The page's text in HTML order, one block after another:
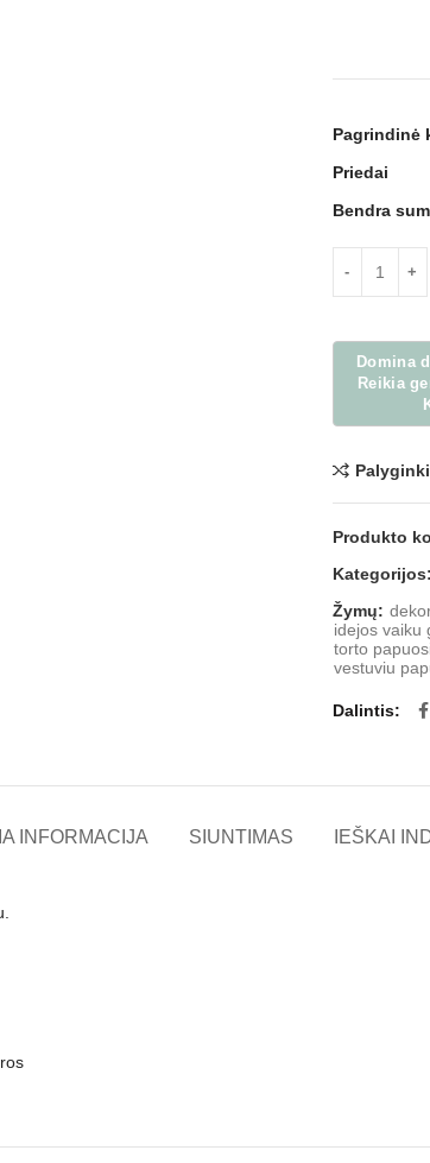
Pagrindinė
Priedai
Bendra
Produkto
Kategorijos:
Žymų:
idejos vaiku
torto
vestuviu
Dalintis
INFORMACIJA SIUNTIMAS IEŠKAI